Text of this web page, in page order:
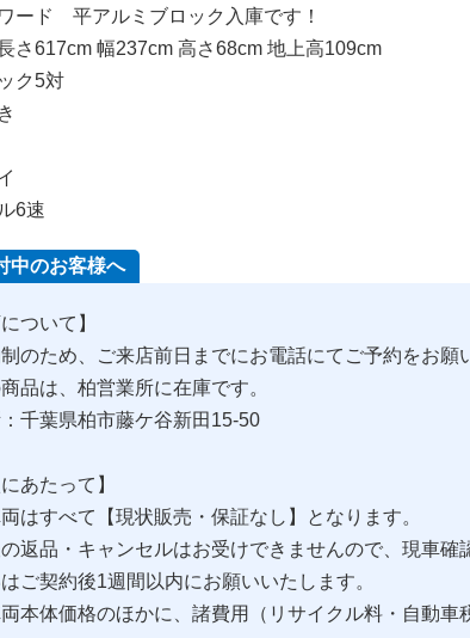
ード 平アルミブロック入庫です！
さ617cm 幅237cm 高さ68cm 地上高109cm
ク5対
6速
中のお客様へ
ついて】
のため、ご来店前日までにお電話にてご予約をお願
品は、柏営業所に在庫です。
千葉県柏市藤ケ谷新田15-50
あたって】
はすべて【現状販売・保証なし】となります。
返品・キャンセルはお受けできませんので、現車確
ご契約後1週間以内にお願いいたします。
本体価格のほかに、諸費用（リサイクル料・自動車